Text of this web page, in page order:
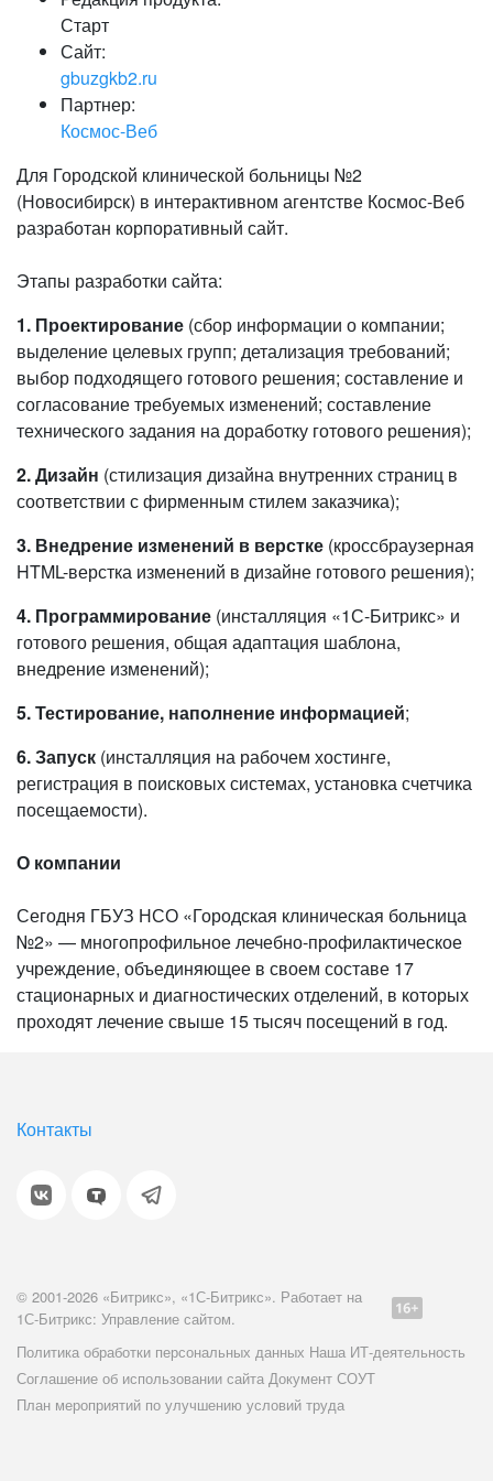
Старт
Сайт:
gbuzgkb2.ru
Партнер:
Космос-Веб
Для Городской клинической больницы №2
(Новосибирск) в интерактивном агентстве Космос-Веб
разработан корпоративный сайт.
Этапы разработки сайта:
1. Проектирование (сбор информации о компании;
выделение целевых групп; детализация требований;
выбор подходящего готового решения; составление и
согласование требуемых изменений; составление
технического задания на доработку готового решения);
2. Дизайн (стилизация дизайна внутренних страниц в
соответствии с фирменным стилем заказчика);
3. Внедрение изменений в верстке (кроссбраузерная
HTML-верстка изменений в дизайне готового решения);
4. Программирование (инсталляция «1С-Битрикс» и
готового решения, общая адаптация шаблона,
внедрение изменений);
5. Тестирование, наполнение информацией;
6. Запуск (инсталляция на рабочем хостинге,
регистрация в поисковых системах, установка счетчика
посещаемости).
О компании
Сегодня ГБУЗ НСО «Городская клиническая больница
№2» — многопрофильное лечебно-профилактическое
учреждение, объединяющее в своем составе 17
стационарных и диагностических отделений, в которых
проходят лечение свыше 15 тысяч посещений в год.
Контакты
© 2001-2026 «Битрикс», «1С-Битрикс». Работает на
1С-Битрикс: Управление сайтом.
Политика обработки персональных данных Наша ИТ-деятельность
Соглашение об использовании сайта Документ СОУТ
План мероприятий по улучшению условий труда